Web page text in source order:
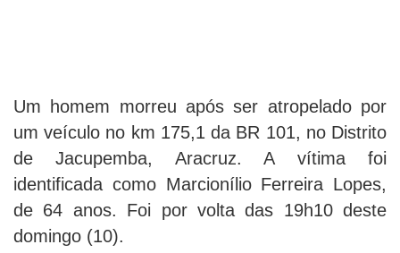
Um homem morreu após ser atropelado por
um veículo no km 175,1 da BR 101, no Distrito
de Jacupemba, Aracruz. A vítima foi
identificada como Marcionílio Ferreira Lopes,
de 64 anos. Foi por volta das 19h10 deste
domingo (10).